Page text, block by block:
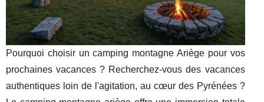
Pourquoi choisir un camping montagne Ariège pour vos
prochaines vacances ? Recherchez-vous des vacances
authentiques loin de l'agitation, au cœur des Pyrénées ?